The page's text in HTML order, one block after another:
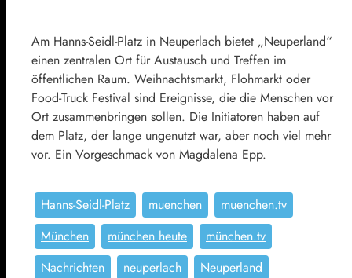
Am Hanns-Seidl-Platz in Neuperlach bietet „Neuperland“
einen zentralen Ort für Austausch und Treffen im
öffentlichen Raum. Weihnachtsmarkt, Flohmarkt oder
Food-Truck Festival sind Ereignisse, die die Menschen vor
Ort zusammenbringen sollen. Die Initiatoren haben auf
dem Platz, der lange ungenutzt war, aber noch viel mehr
vor. Ein Vorgeschmack von Magdalena Epp.
Hanns-Seidl-Platz muenchen
muenchen.tv
München
münchen heute
münchen.tv
Nachrichten
neuperlach
Neuperland